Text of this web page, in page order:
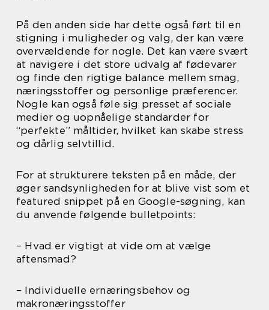
På den anden side har dette også ført til en
stigning i muligheder og valg, der kan være
overvældende for nogle. Det kan være svært
at navigere i det store udvalg af fødevarer
og finde den rigtige balance mellem smag,
næringsstoffer og personlige præferencer.
Nogle kan også føle sig presset af sociale
medier og uopnåelige standarder for
“perfekte” måltider, hvilket kan skabe stress
og dårlig selvtillid.
For at strukturere teksten på en måde, der
øger sandsynligheden for at blive vist som et
featured snippet på en Google-søgning, kan
du anvende følgende bulletpoints:
– Hvad er vigtigt at vide om at vælge
aftensmad?
– Individuelle ernæringsbehov og
makronæringsstoffer